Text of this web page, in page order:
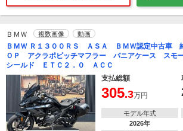
ＢＭＷ 複数画像 動画
ＢＭＷ Ｒ１３００ＲＳ ＡＳＡ ＢＭＷ認定中古車
ＯＰ アクラポビッチマフラー パニアケース スモ
シールド ＥＴＣ２．０ ＡＣＣ
支払総額
305.3万円
モデル年式
2026年